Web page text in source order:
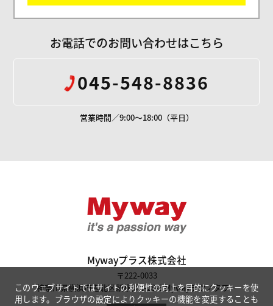
お電話でのお問い合わせはこちら
045-548-8836
営業時間／9:00～18:00（平日）
Mywayプラス株式会社
〒222-0033
神奈川県横浜市港北区新横浜1-28-8 Mywayテクノタワー
このウェブサイトではサイトの利便性の向上を目的にクッキーを使
用します。ブラウザの設定によりクッキーの機能を変更することも